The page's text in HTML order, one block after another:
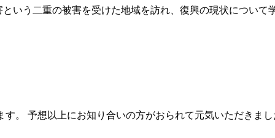
いう二重の被害を受けた地域を訪れ、復興の現状につい
。 予想以上にお知り合いの方がおられて元気いただきま